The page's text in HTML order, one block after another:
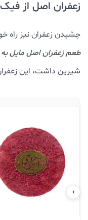
زعفران اصل از فیک
چشیدن زعفران نیز
طعم زعفران اصل مایل به
شیرین داشت، این
‹›